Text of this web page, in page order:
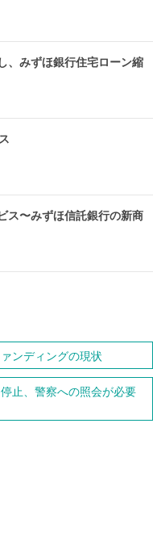
、みずほ銀行住宅ローン縮
ス〜みずほ信託銀行の新商
ンディングの現状
止、警察への照会が必要